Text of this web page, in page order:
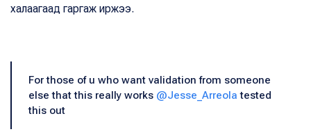
халаагаад гаргаж иржээ.
For those of u who want validation from someone
else that this really works @Jesse_Arreola tested
this out